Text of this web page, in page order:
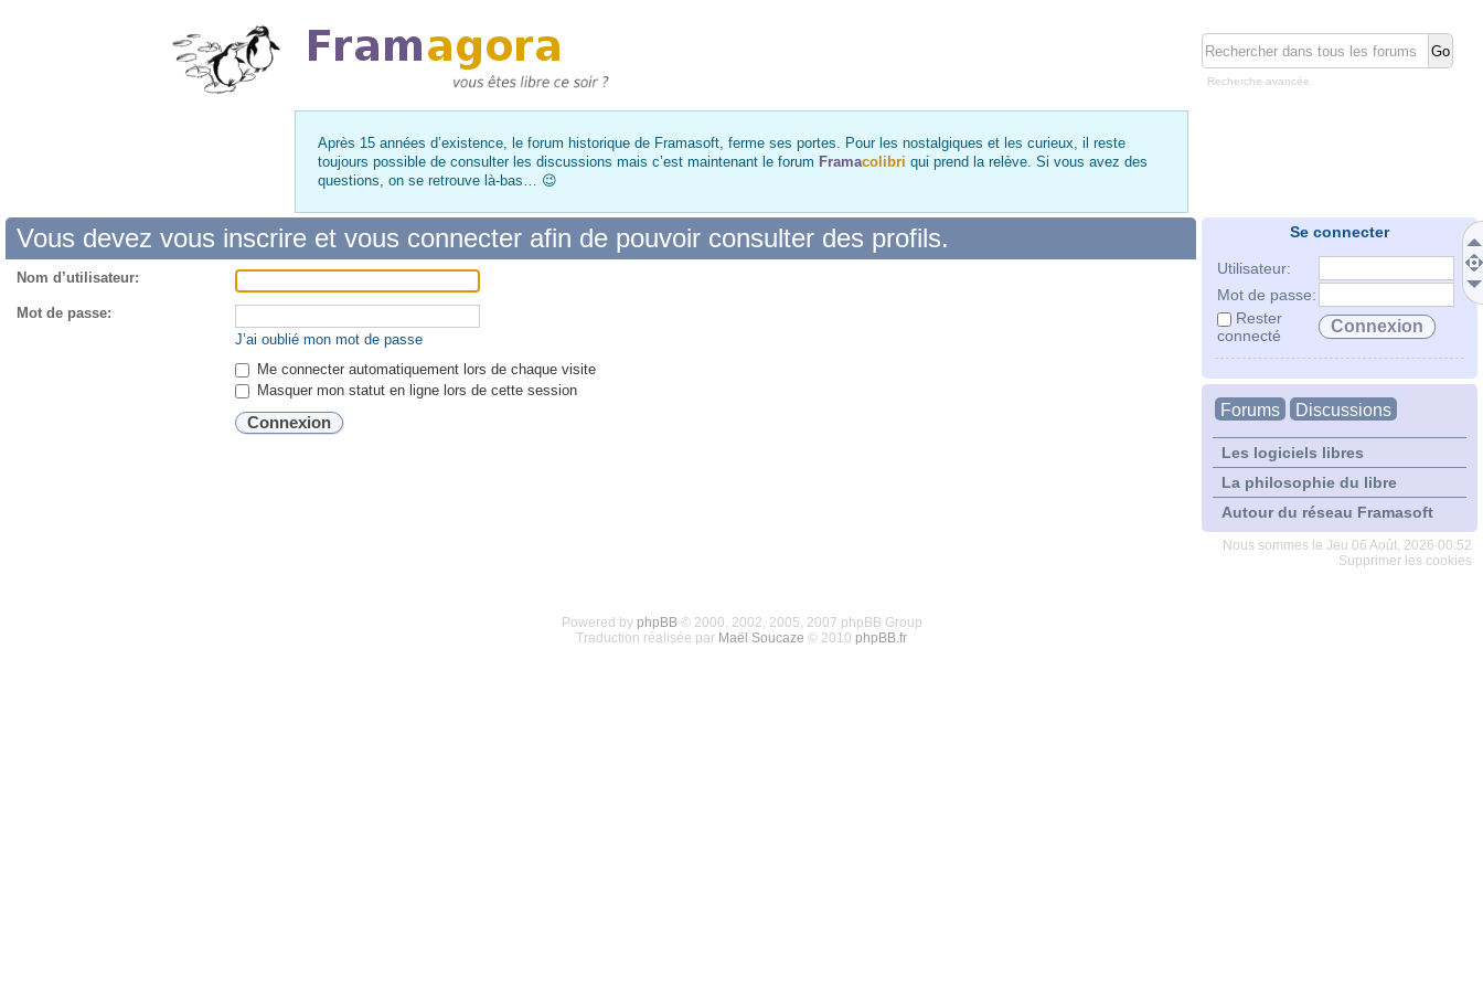
Recherche avancée
Après 15 années d’existence, le forum historique de Framasoft, ferme ses portes. Pour les nostalgiques et les curieux, il reste
toujours possible de consulter les discussions mais c’est maintenant le forum Framacolibri qui prend la relève. Si vous avez des
questions, on se retrouve là-bas… 😉
Se connecter
Utilisateur:
Mot de passe:
Rester
connecté
Forums Discussions
Les logiciels libres
La philosophie du libre
Autour du réseau Framasoft
Nous sommes le Jeu 06 Août, 2026 00:52
Supprimer les cookies
Vous devez vous inscrire et vous connecter afin de pouvoir consulter des profils.
Nom d’utilisateur:
Mot de passe:
J’ai oublié mon mot de passe
Me connecter automatiquement lors de chaque visite
Masquer mon statut en ligne lors de cette session
Powered by phpBB© 2000, 2002, 2005, 2007 phpBB Group
Traduction réalisée par Maël Soucaze © 2010 phpBB.fr